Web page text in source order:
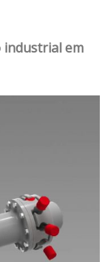
industrial em